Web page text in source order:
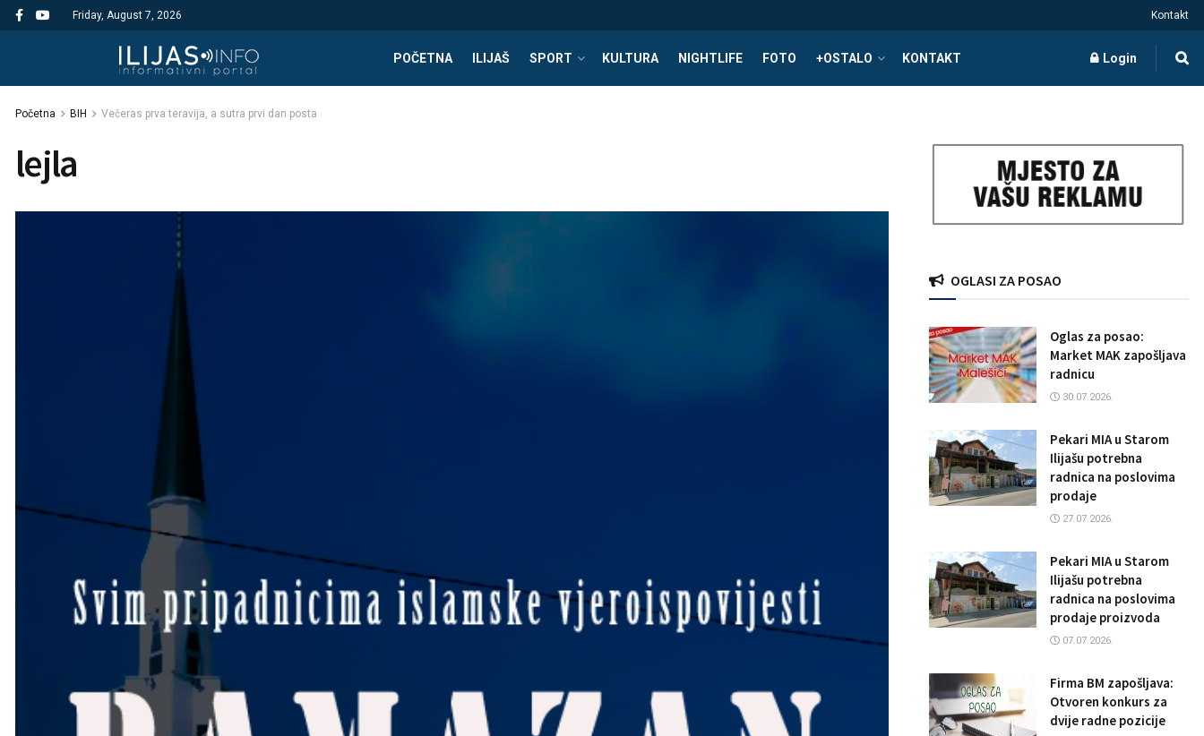
Friday, August 7, 2026 Kontakt
POČETNA ILIJAŠ SPORT KULTURA NIGHTLIFE FOTO +OSTALO KONTAKT Login
Početna BIH Večeras prva teravija, a sutra prvi dan posta
lejla
OGLASI ZA POSAO
Oglas za posao:
Market MAK zapošljava
radnicu
30.07.2026.
Pekari MIA u Starom
Ilijašu potrebna
radnica na poslovima
prodaje
27.07.2026.
Pekari MIA u Starom
Ilijašu potrebna
radnica na poslovima
prodaje proizvoda
07.07.2026.
Firma BM zapošljava:
Otvoren konkurs za
dvije radne pozicije